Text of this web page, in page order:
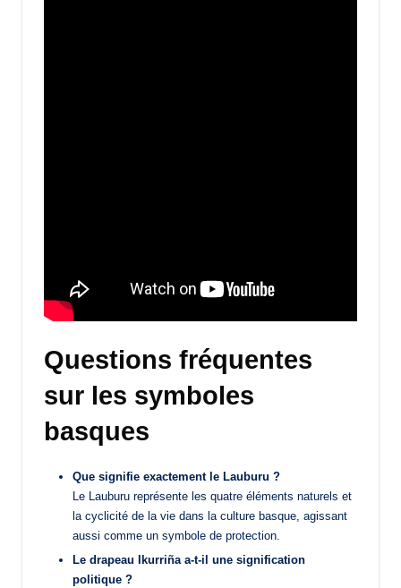
Questions fréquentes
sur les symboles
basques
Que signifie exactement le Lauburu ?
Le Lauburu représente les quatre éléments naturels et
la cyclicité de la vie dans la culture basque, agissant
aussi comme un symbole de protection.
Le drapeau Ikurriña a-t-il une signification
politique ?